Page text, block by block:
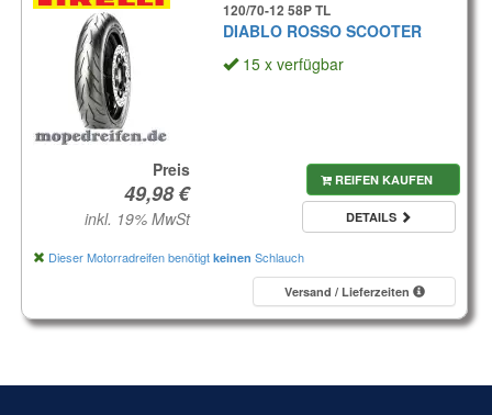
120/70-12 58P TL
DIABLO ROSSO SCOOTER
15 x verfügbar
Preis
inkl. 19% MwSt
REIFEN KAUFEN
DETAILS
Dieser Motorradreifen benötigt keinen Schlauch
Versand / Lieferzeiten